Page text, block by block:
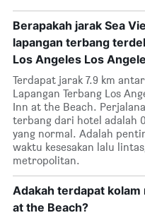
Berapakah jarak Sea
lapangan terbang
Los Angeles Los
Terdapat jarak 7.9 km
Lapangan Terbang Los
Inn at the Beach.
terbang dari hotel adalah
yang normal. Adalah
waktu kesesakan lalu
metropolitan.
Adakah terdapat kolam
at the Beach?